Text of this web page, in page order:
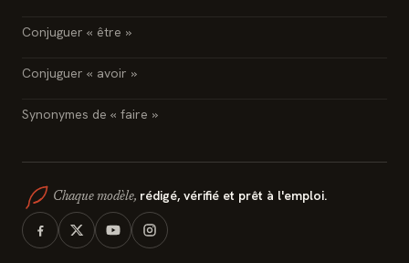
Conjuguer « être »
Conjuguer « avoir »
Synonymes de « faire »
Chaque modèle, rédigé, vérifié et prêt à l'emploi.